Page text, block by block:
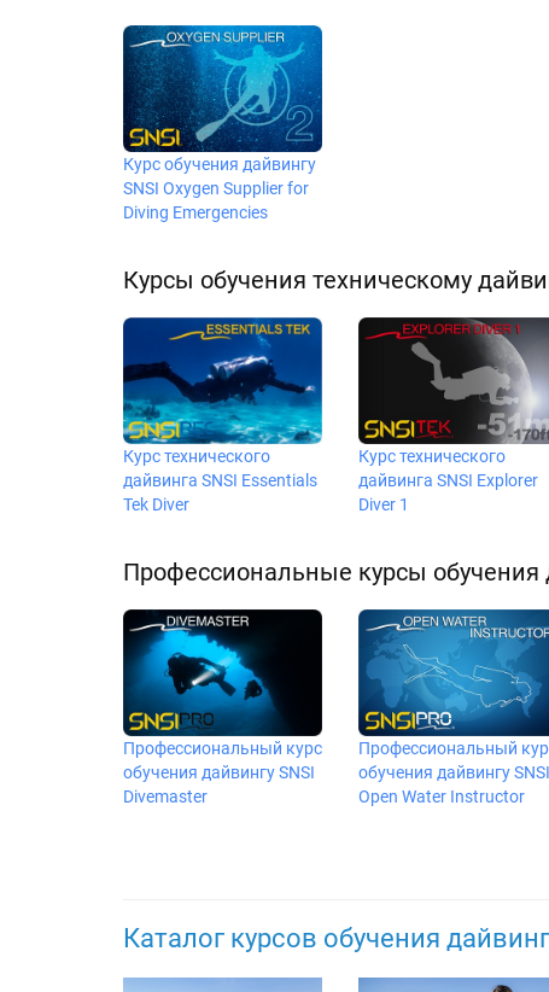
Курс обучения дайвингу
SNSI Oxygen Supplier for
Diving Emergencies
Курсы обучения техническому
Курс технического
дайвинга SNSI Essentials
Tek Diver
Курс технического
дайвинга SNSI Explorer
Diver 1
Профессиональные курсы обучения
Профессиональный курс
обучения дайвингу SNSI
Divemaster
Профессиональный
обучения дайвингу SNSI
Open Water Instructor
Каталог курсов обучения